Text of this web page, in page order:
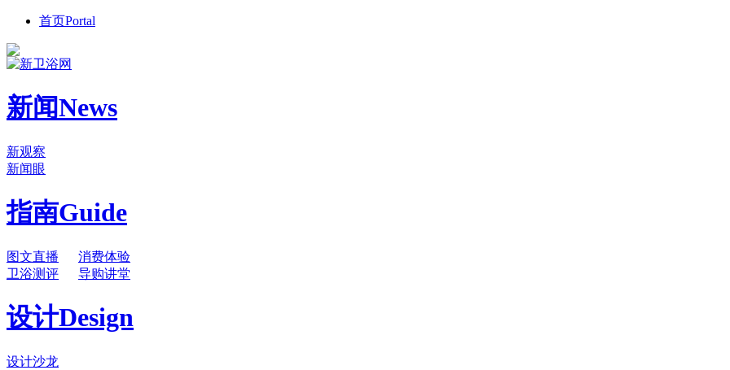
首页Portal
新闻News
新观察
新闻眼
指南Guide
图文直播
消费体验
卫浴测评
导购讲堂
设计Design
设计沙龙